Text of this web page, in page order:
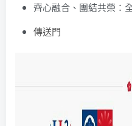
齊心融合、團結共榮：
傳送門